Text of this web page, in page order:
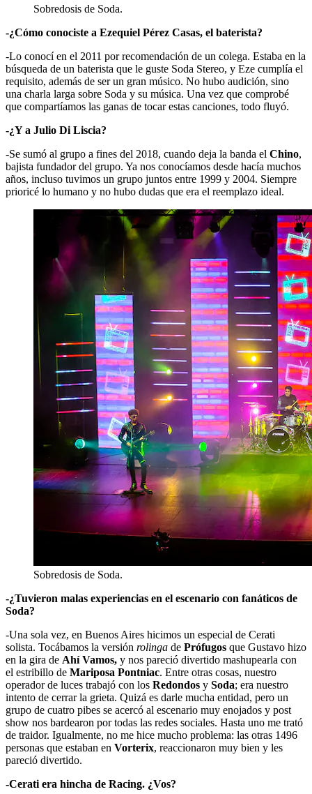
Sobredosis de Soda.
-¿Cómo conociste a Ezequiel Pérez Casas, el baterista?
-Lo conocí en el 2011 por recomendación de un colega. Estaba en la
búsqueda de un baterista que le guste Soda Stereo, y Eze cumplía el
requisito, además de ser un gran músico. No hubo audición, sino
una charla larga sobre Soda y su música. Una vez que comprobé
que compartíamos las ganas de tocar estas canciones, todo fluyó.
-¿Y a Julio Di Liscia?
-Se sumó al grupo a fines del 2018, cuando deja la banda el Chino,
bajista fundador del grupo. Ya nos conocíamos desde hacía muchos
años, incluso tuvimos un grupo juntos entre 1999 y 2004. Siempre
prioricé lo humano y no hubo dudas que era el reemplazo ideal.
Sobredosis de Soda.
-¿Tuvieron malas experiencias en el escenario con fanáticos de
Soda?
-Una sola vez, en Buenos Aires hicimos un especial de Cerati
solista. Tocábamos la versión rolinga de Prófugos que Gustavo hizo
en la gira de Ahí Vamos, y nos pareció divertido mashupearla con
el estribillo de Mariposa Pontniac. Entre otras cosas, nuestro
operador de luces trabajó con los Redondos y Soda; era nuestro
intento de cerrar la grieta. Quizá es darle mucha entidad, pero un
grupo de cuatro pibes se acercó al escenario muy enojados y post
show nos bardearon por todas las redes sociales. Hasta uno me trató
de traidor. Igualmente, no me hice mucho problema: las otras 1496
personas que estaban en Vorterix, reaccionaron muy bien y les
pareció divertido.
-Cerati era hincha de Racing. ¿Vos?